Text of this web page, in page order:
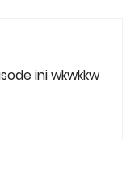
ini wkwkkw